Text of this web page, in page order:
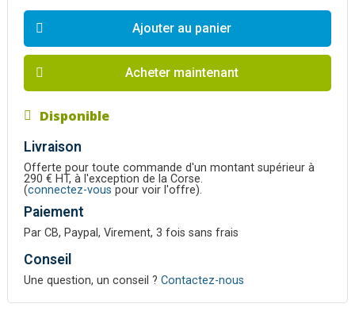
Ajouter au panier
Acheter maintenant
Disponible
Livraison
Offerte pour toute commande d'un montant supérieur à
290 € HT, à l'exception de la Corse.
(connectez-vous pour voir l'offre).
Paiement
Par CB, Paypal, Virement, 3 fois sans frais
Conseil
Une question, un conseil ? Contactez-nous